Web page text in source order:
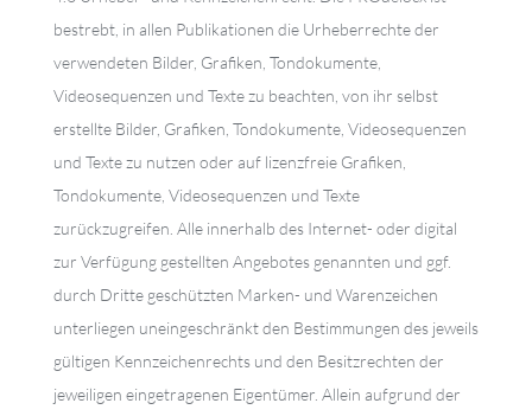
bestrebt, in allen Publikationen die Urheberrechte der
verwendeten Bilder, Grafiken, Tondokumente,
Videosequenzen und Texte zu beachten, von ihr selbst
erstellte Bilder, Grafiken, Tondokumente, Videosequenzen
und Texte zu nutzen oder auf lizenzfreie Grafiken,
Tondokumente, Videosequenzen und Texte
zurückzugreifen. Alle innerhalb des Internet- oder digital
zur Verfügung gestellten Angebotes genannten und ggf.
durch Dritte geschützten Marken- und Warenzeichen
unterliegen uneingeschränkt den Bestimmungen des jeweils
gültigen Kennzeichenrechts und den Besitzrechten der
jeweiligen eingetragenen Eigentümer. Allein aufgrund der